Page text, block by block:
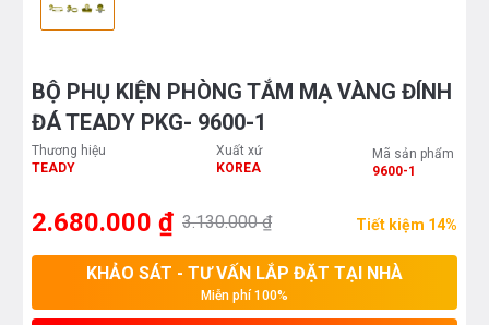
BỘ PHỤ KIỆN PHÒNG TẮM MẠ VÀNG ĐÍNH
ĐÁ TEADY PKG- 9600-1
Thương hiệu
TEADY
Xuất xứ
KOREA
Mã sản phẩm
9600-1
2.680.000 ₫ 3.130.000 ₫ Tiết kiệm 14%
KHẢO SÁT - TƯ VẤN LẮP ĐẶT TẠI NHÀ
Miễn phí 100%